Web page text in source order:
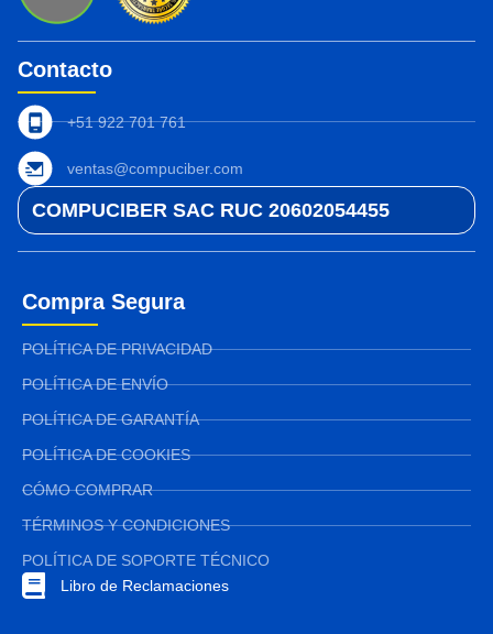
Contacto
+51 922 701 761
ventas@compuciber.com
COMPUCIBER SAC RUC 20602054455
Compra Segura
POLÍTICA DE PRIVACIDAD
POLÍTICA DE ENVÍO
POLÍTICA DE GARANTÍA
POLÍTICA DE COOKIES
CÓMO COMPRAR
TÉRMINOS Y CONDICIONES
POLÍTICA DE SOPORTE TÉCNICO
Libro de Reclamaciones